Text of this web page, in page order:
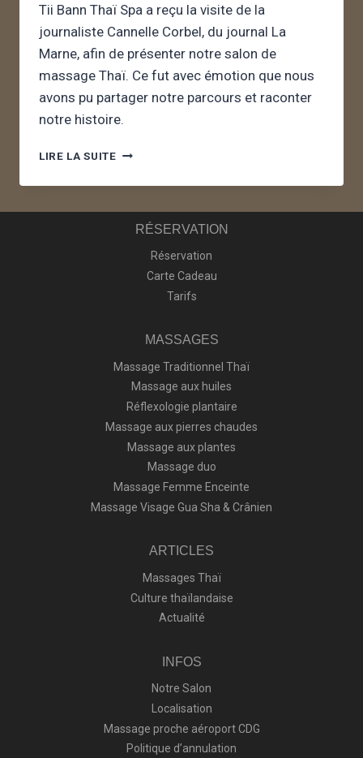
Tii Bann Thaï Spa a reçu la visite de la
journaliste Cannelle Corbel, du journal La
Marne, afin de présenter notre salon de
massage Thaï. Ce fut avec émotion que nous
avons pu partager notre parcours et raconter
notre histoire.
LIRE LA SUITE
RÉSERVATION
Réservation
Carte Cadeau
Tarifs
MASSAGES
Massage Traditionnel Thaï
Massage aux huiles
Réflexologie plantaire
Massage aux pierres chaudes
Massage aux plantes
Massage duo
Massage Femme Enceinte
Massage Visage Gua Sha & Crânien
ARTICLES
Massages Thaï
Culture thaïlandaise
Actualité
INFOS
Notre Salon
Localisation
Massage proche aéroport CDG
Politique d’annulation